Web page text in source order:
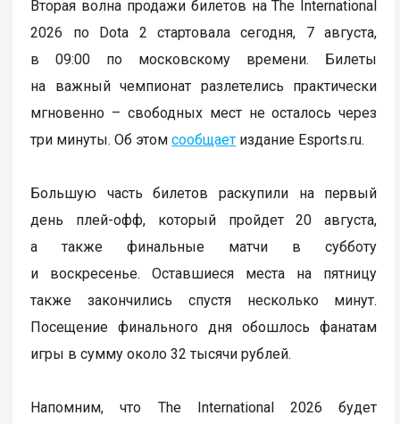
Вторая волна продажи билетов на The International
2026 по Dota 2 стартовала сегодня, 7 августа,
в 09:00 по московскому времени. Билеты
на важный чемпионат разлетелись практически
мгновенно – свободных мест не осталось через
три минуты. Об этомсообщает издание Esports.ru.
Большую часть билетов раскупили на первый
день плей-офф, который пройдет 20 августа,
а также финальные матчи в субботу
и воскресенье. Оставшиеся места на пятницу
также закончились спустя несколько минут.
Посещение финального дня обошлось фанатам
игры в сумму около 32 тысячи рублей.
Напомним, что The International 2026 будет